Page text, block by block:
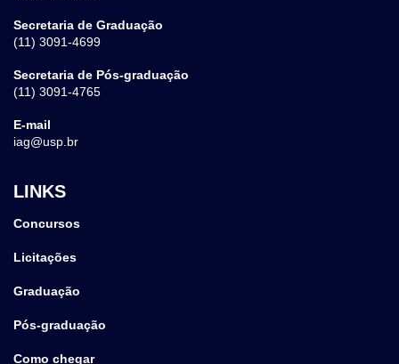
Secretaria de Graduação
(11) 3091-4699
Secretaria de Pós-graduação
(11) 3091-4765
E-mail
iag@usp.br
LINKS
Concursos
Licitações
Graduação
Pós-graduação
Como chegar